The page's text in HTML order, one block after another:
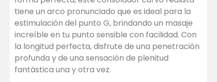
tiene un arco pronunciado que es ideal para la
estimulación del punto G, brindando un masaje
increíble en tu punto sensible con facilidad. Con
la longitud perfecta, disfrute de una penetración
profunda y de una sensación de plenitud
fantástica una y otra vez.